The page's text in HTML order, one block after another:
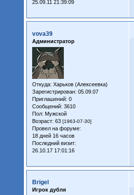
25.09.11 21:39:09
vova39
Администратор
Откуда: Харьков (Алексеевка)
Зарегистрирован: 05.09.07
Приглашений: 0
Сообщений: 3610
Пол: Мужской
Возраст: 63 [1963-07-30]
Провел на форуме:
18 дней 16 часов
Последний визит:
26.10.17 17:01:16
Brigel
Игрок дубля